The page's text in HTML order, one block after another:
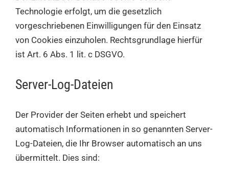
Technologie erfolgt, um die gesetzlich
vorgeschriebenen Einwilligungen für den Einsatz
von Cookies einzuholen. Rechtsgrundlage hierfür
ist Art. 6 Abs. 1 lit. c DSGVO.
Server-Log-Dateien
Der Provider der Seiten erhebt und speichert
automatisch Informationen in so genannten Server-
Log-Dateien, die Ihr Browser automatisch an uns
übermittelt. Dies sind: